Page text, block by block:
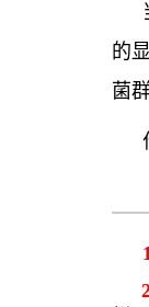
的
菌